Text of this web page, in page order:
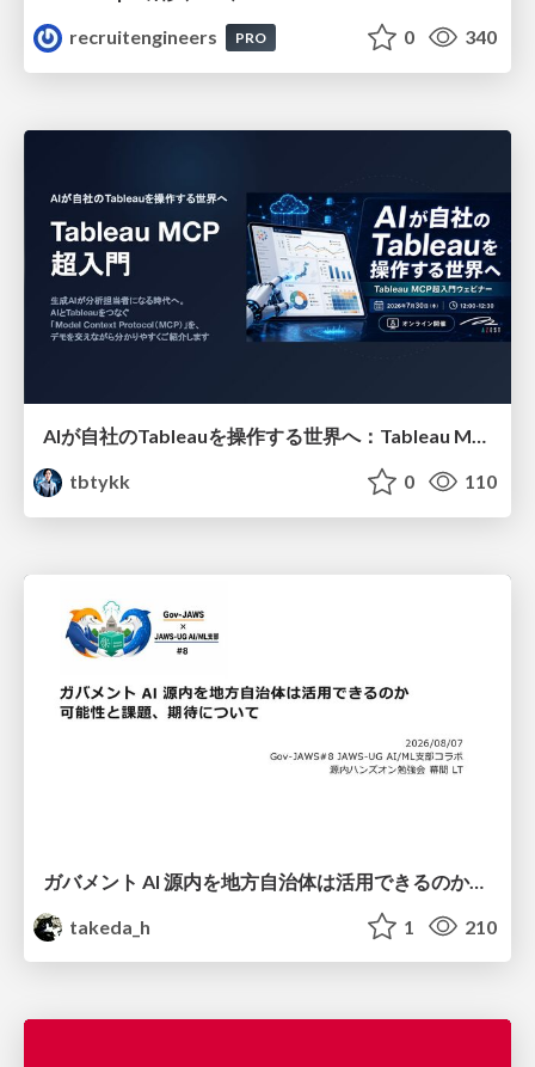
recruitengineers
PRO 0 340
AIが自社のTableauを操作する世界へ：Tableau MCP超入門
tbtykk
0 110
ガバメント AI 源内を地方自治体は活用できるのか 可能性と課題、期待について
takeda_h
1 210